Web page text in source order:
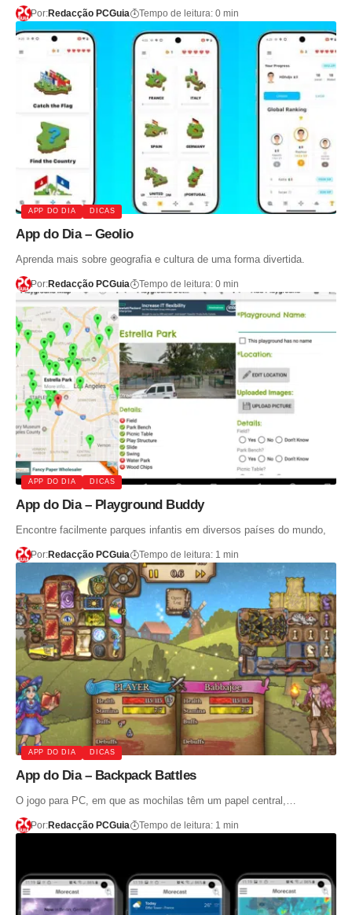
Por:Redacção PCGuia Tempo de leitura: 0 min
APP DO DIA DICAS
App do Dia – Geolio
Aprenda mais sobre geografia e cultura de uma forma divertida.
Por:Redacção PCGuia Tempo de leitura: 0 min
APP DO DIA DICAS
App do Dia – Playground Buddy
Encontre facilmente parques infantis em diversos países do mundo,
Por:Redacção PCGuia Tempo de leitura: 1 min
APP DO DIA DICAS
App do Dia – Backpack Battles
O jogo para PC, em que as mochilas têm um papel central,…
Por:Redacção PCGuia Tempo de leitura: 1 min